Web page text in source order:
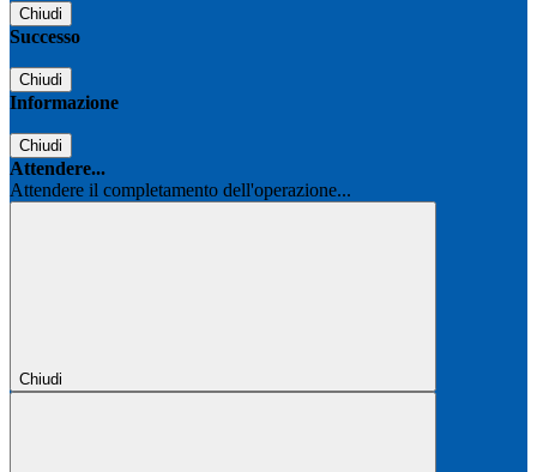
Chiudi
Successo
Chiudi
Informazione
Chiudi
Attendere...
Attendere il completamento dell'operazione...
Chiudi